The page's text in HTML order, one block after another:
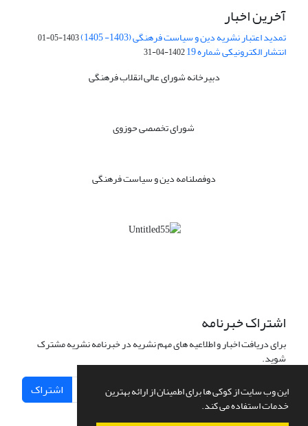
این وب سایت از کوکی ها برای اطمینان از ارائه بهترین
خدمات استفاده می کند.
آخرین اخبار
تمدید اعتبار نشریه دین و سیاست فرهنگی (1403- 1405) 1403-05-01
انتشار الکترونیکی شماره 19 1402-04-31
دبیرخانه شورای عالی انقلاب فرهنگی
شورای تخصصی حوزوی
دوفصلنامه دین و سیاست فرهنگی
اشتراک خبرنامه
برای دریافت اخبار و اطلاعیه های مهم نشریه در خبرنامه نشریه مشترک
شوید.
اشتراک